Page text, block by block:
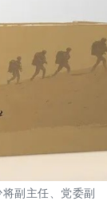
副主任、党委副